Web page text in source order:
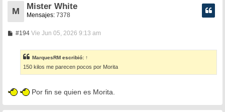
M
Mister White
Mensajes: 7378
#194M
s
a
j
e
Vie Jun 05, 2026 9:13 am
MarquesRM escribió: ↑
150 kilos me parecen pocos por Morita
Por fin se quien es Morita.